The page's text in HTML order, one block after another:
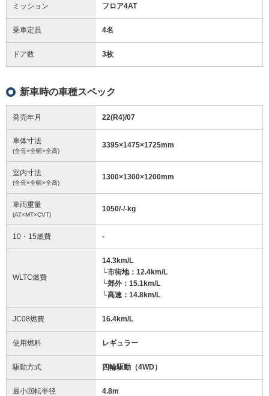
ミッション フロア4AT
乗車定員 4名
ドア数 3枚
新車時の車種スペック
発売年月 22(R4)/07
車体寸法
(全長×全幅×全高)
3395×1475×1725mm
室内寸法
(全長×全幅×全高)
1300×1300×1200mm
車両重量
(AT×MT×CVT)
1050/-/-kg
10・15燃費 -
WLTC燃費
14.3km/L
└市街地：12.4km/L
└郊外：15.1km/L
└高速：14.8km/L
JC08燃費 16.4km/L
使用燃料 レギュラー
駆動方式 四輪駆動（4WD）
最小回転半径 4.8m